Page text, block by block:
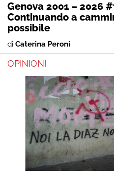
Genova 2001 – 2026
Continuando a
possibile
di Caterina Peroni
OPINIONI